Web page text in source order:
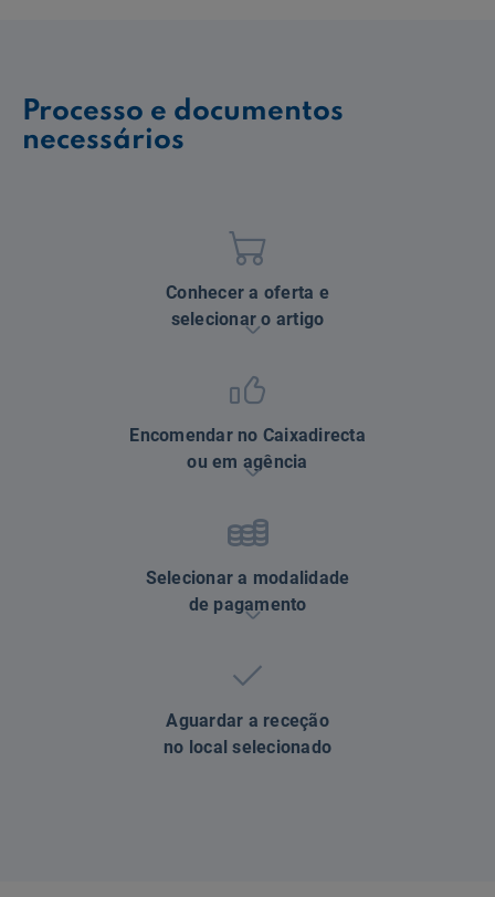
Processo e documentos
necessários
Conhecer a oferta e
selecionar o artigo
Encomendar no Caixadirecta
ou em agência
Selecionar a modalidade
de pagamento
Aguardar a receção
no local selecionado